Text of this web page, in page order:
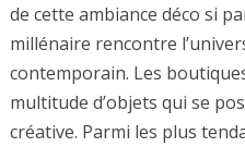
de cette ambiance déco si
millénaire rencontre
contemporain. Les
multitude d’objets qui se
créative. Parmi les plus